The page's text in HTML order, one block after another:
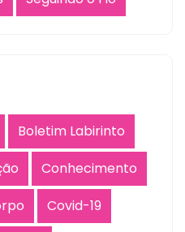
Boletim Labirinto
Conhecimento
Covid-19